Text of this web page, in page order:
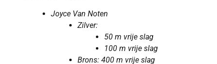
Joyce Van Noten
Zilver:
50 m vrije slag
​​​​​​​100 m vrije slag
Brons: 400 m vrije slag